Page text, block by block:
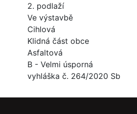
2. podlaží
Ve výstavbě
Cihlová
Klidná část obce
Asfaltová
B - Velmi úsporná
vyhláška č. 264/2020 Sb